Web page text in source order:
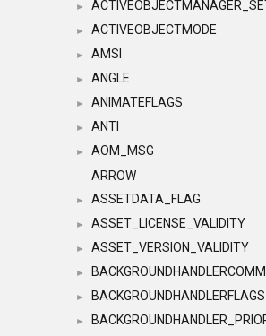
►
► ACTIVEOBJECTMODE
► AMSI
► ANGLE
► ANIMATEFLAGS
► ANTI
►
AOM_MSG
ARROW
► ASSETDATA_FLAG
► ASSET_LICENSE_VALIDITY
► ASSET_VERSION_VALIDITY
►
► BACKGROUNDHANDLERFLAGS
►